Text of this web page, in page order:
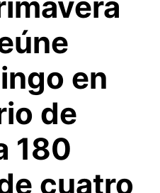
en
de
180
cuatro